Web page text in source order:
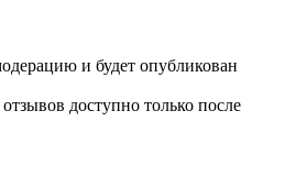
и будет опубликован
доступно только после